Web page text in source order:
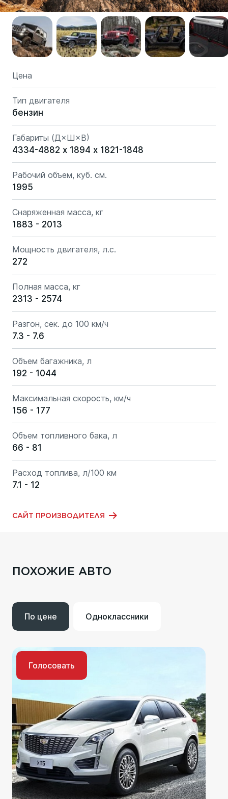
Цена
Тип двигателя
бензин
Габариты (Д×Ш×В)
4334-4882 х 1894 х 1821-1848
Рабочий объем, куб. см.
1995
Снаряженная масса, кг
1883 - 2013
Мощность двигателя, л.с.
272
Полная масса, кг
2313 - 2574
Разгон, сек. до 100 км/ч
7.3 - 7.6
Объем багажника, л
192 - 1044
Максимальная скорость, км/ч
156 - 177
Объем топливного бака, л
66 - 81
Расход топлива, л/100 км
7.1 - 12
САЙТ ПРОИЗВОДИТЕЛЯ
ПОХОЖИЕ АВТО
По цене Одноклассники
Голосовать